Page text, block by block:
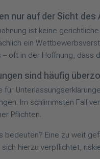
nur auf der Sicht des
ist keine
ein
oft in der Hoffnung, dass
sind häufig
für
Im schlimmsten Fall
Pflichten.
bedeuten? Eine zu weit
hierzu verpflichtet,